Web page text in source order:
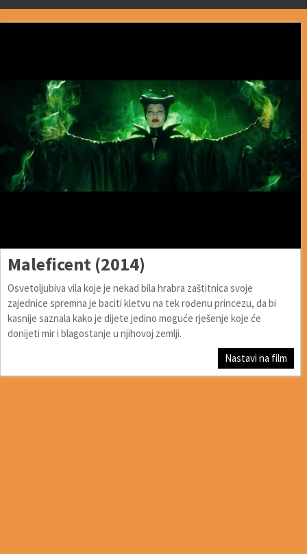
Maleficent (2014)
Osvetoljubiva vila koje je nekad bila hrabra zaštitnica svoje
zajednice spremna je baciti kletvu na tek rođenu princezu, da bi
kasnije saznala kako je dijete jedino moguće rješenje koje će
donijeti mir i blagostanje u njihovoj zemlji.
Nastavi na film